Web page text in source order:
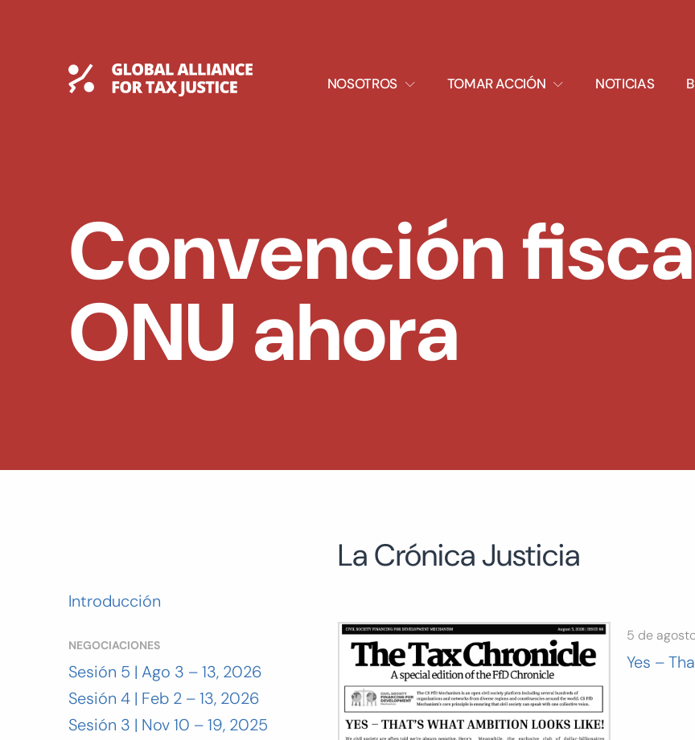
Global Tax Justice NOSOTROS
EXPAND
DROPDOWN
TOMAR ACCIÓN
EXPAND
DROPDOWN
NOTICIAS
Convención
ONU ahora
Introducción
NEGOCIACIONES
Sesión 5 | Ago 3 – 13, 2026
Sesión 4 | Feb 2 – 13, 2026
Sesión 3 | Nov 10 – 19, 2025
La Crónica Justicia
5 de
Yes –